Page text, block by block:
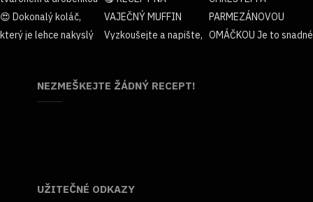
NEZMEŠKEJTE ŽÁDNÝ RECEPT!
UŽITEČNÉ ODKAZY